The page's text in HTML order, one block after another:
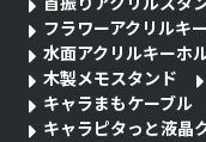
フラワーアクリルキ
水面アクリルキーホ
木製メモスタンド
キャラまもケーブル
キャラピタっと液晶